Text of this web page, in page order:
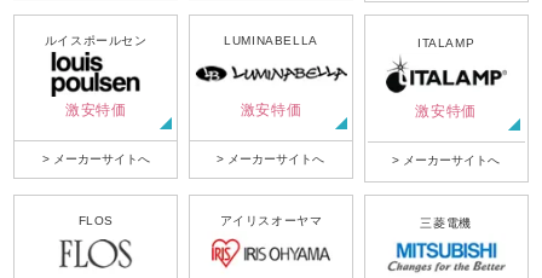
ルイスポールセン
激安特価
> メーカーサイトへ
LUMINABELLA
激安特価
> メーカーサイトへ
ITALAMP
激安特価
> メーカーサイトへ
FLOS アイリスオーヤマ 三菱電機